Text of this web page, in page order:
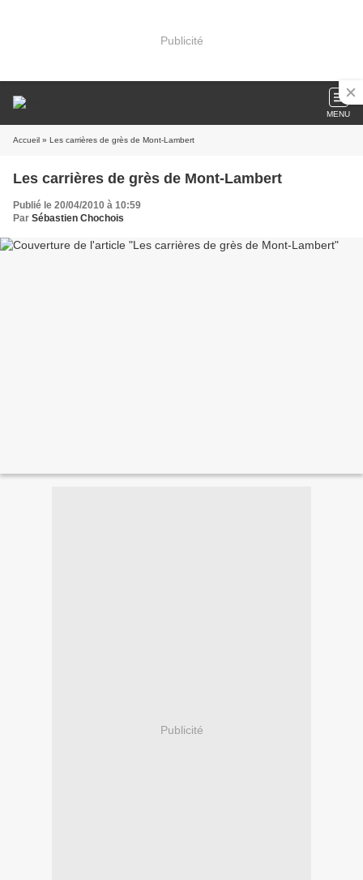
Publicité
MENU
Accueil » Les carrières de grès de Mont-Lambert
Les carrières de grès de Mont-Lambert
Publié le 20/04/2010 à 10:59
Par Sébastien Chochois
Publicité